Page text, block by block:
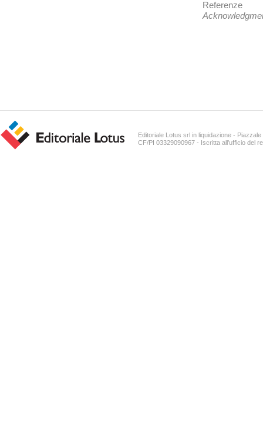
Referenze
Editoriale Lotus srl in liquidazione -
CF/PI 03329090967 - Iscritta all’ufficio del